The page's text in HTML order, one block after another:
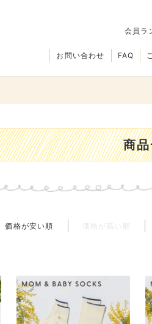
会員ラ
FAQ
お問い合わせ
商
価格が安い順 価格が高い順